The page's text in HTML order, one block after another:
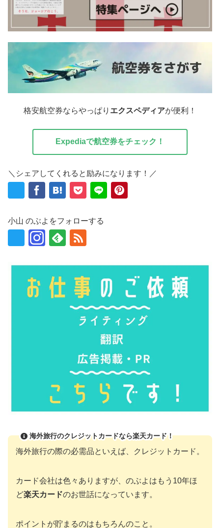
格安航空券ならやっぱり エクスペディアが便利！
Expediaで航空券をチェック！
＼シェアしてくれると励みになります！／
小山 のぶよをフォローする
海外旅行のクレジットカードなら楽天カード！
海外旅行の際の必需品といえば、クレジットカード。
カード会社は色々ありますが、のぶよはもう10年ほ
ど楽天カードのお世話になっています。
ポイントが貯まるのはもちろんのこと。